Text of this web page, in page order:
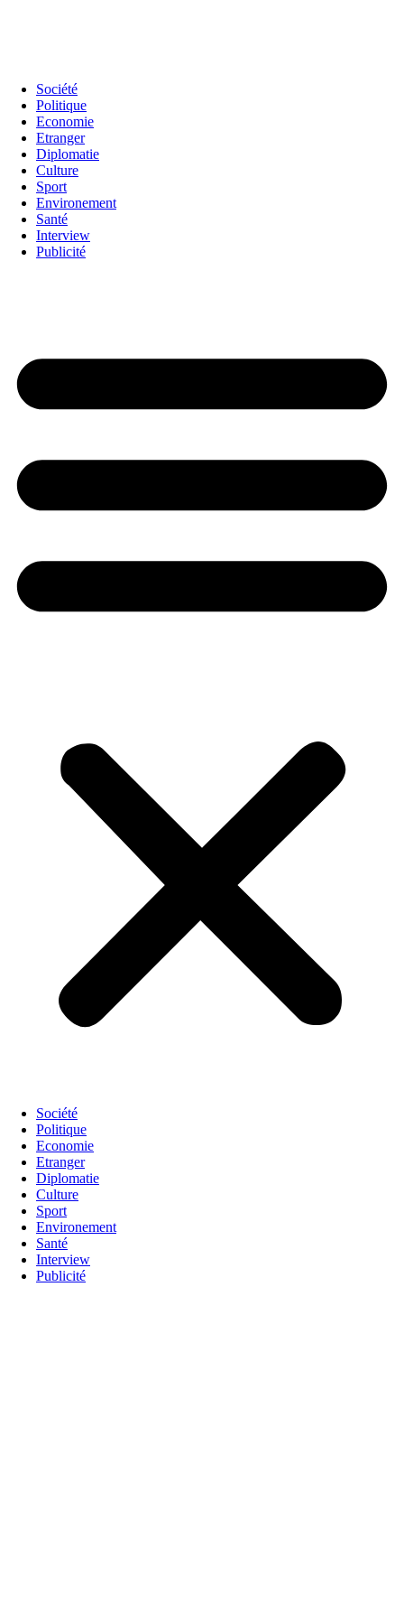
Société
Politique
Economie
Etranger
Diplomatie
Culture
Sport
Environement
Santé
Interview
Publicité
Société
Politique
Economie
Etranger
Diplomatie
Culture
Sport
Environement
Santé
Interview
Publicité